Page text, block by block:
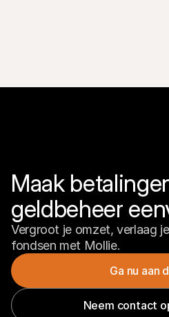
Maak
geldbeheer
Vergroot je omzet, verlaag
fondsen met Mollie.
Ga nu aan
Neem contact